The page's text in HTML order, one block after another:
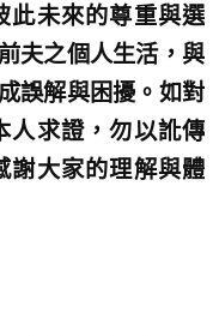
此未來的尊重與選
夫之個人生活，與
誤解與困擾。如對
人求證，勿以訛傳
謝大家的理解與體